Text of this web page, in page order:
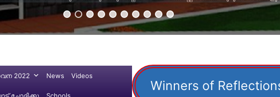
2022 News Videos
Winners of